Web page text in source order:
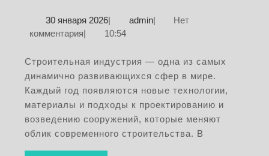
выставок
и
конференций:
новейшие
технологии
и
тренды
30 января 202630
января
| adminadmin
|
Нет
комментария| 10:54
Строительная индустрия — одна из самых
динамично развивающихся сфер в мире.
Каждый год появляются новые технологии,
материалы и подходы к проектированию и
возведению сооружений, которые меняют
облик современного строительства. В